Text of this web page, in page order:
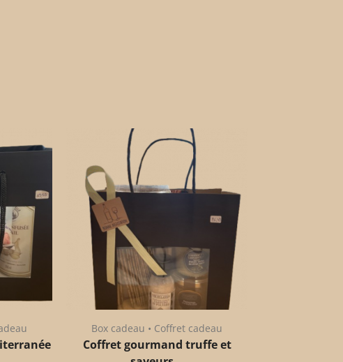
Box cadeau • Coffret cadeau
Coffret gourmand truffe et